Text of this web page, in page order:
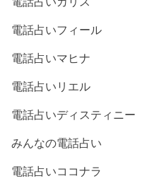
電話占いフィール
電話占いマヒナ
電話占いリエル
電話占いディスティニー
みんなの電話占い
電話占いココナラ